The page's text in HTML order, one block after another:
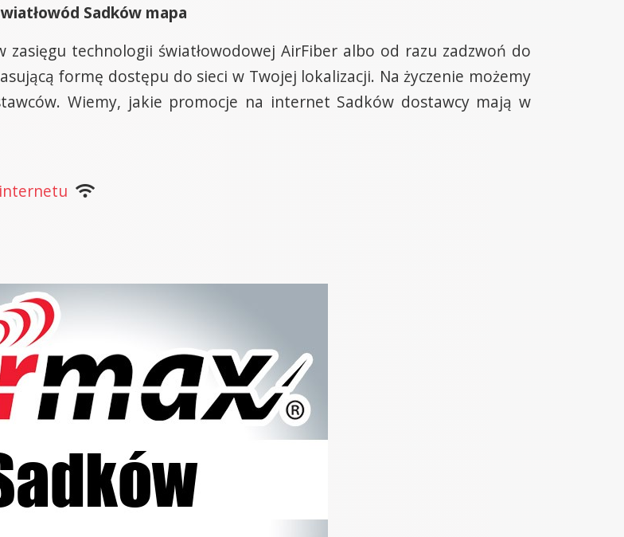
Sadków mapa
zasięgu technologii światłowodowej AirFiber albo od razu zadzwoń do
formę dostępu do sieci w Twojej lokalizacji. Na życzenie możemy
Wiemy, jakie promocje na internet Sadków dostawcy mają w